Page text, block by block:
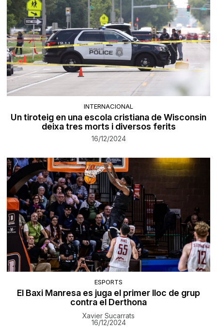
INTERNACIONAL
Un tiroteig en una escola cristiana de Wisconsin
deixa tres morts i diversos ferits
16/12/2024
ESPORTS
El Baxi Manresa es juga el primer lloc de grup
contra el Derthona
Xavier Sucarrats
16/12/2024